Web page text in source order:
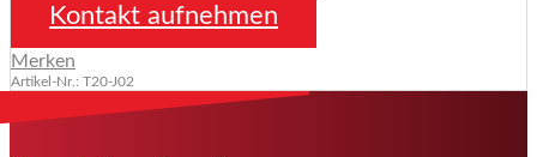
Kontakt aufnehmen
Merken
Artikel-Nr.: T20-J02